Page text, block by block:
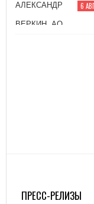
6
ПРЕСС-РЕЛИЗЫ